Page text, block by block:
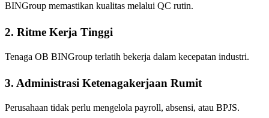
BINGroup memastikan kualitas melalui QC rutin.
2. Ritme Kerja Tinggi
Tenaga OB BINGroup terlatih bekerja dalam kecepatan industri.
3. Administrasi Ketenagakerjaan Rumit
Perusahaan tidak perlu mengelola payroll, absensi, atau BPJS.